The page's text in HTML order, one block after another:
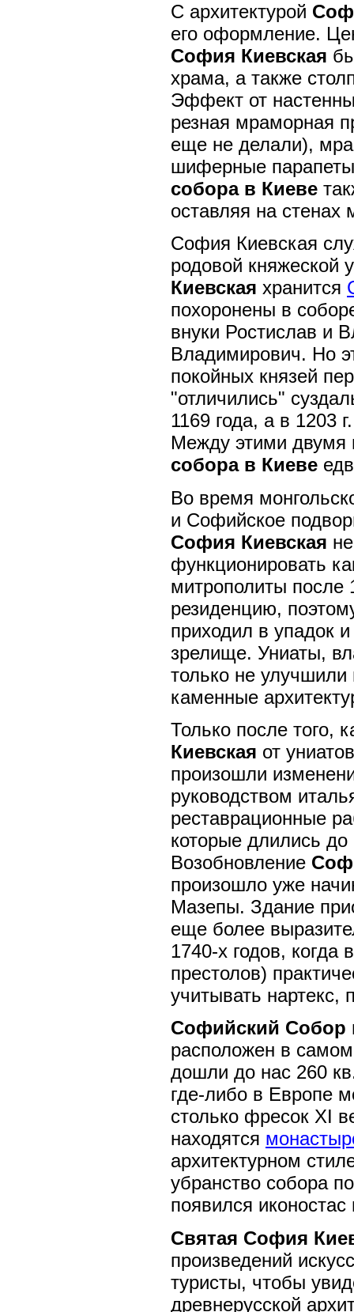
С архитектурой
его оформление.
София Киевская
храма, а также
Эффект от
резная мраморная
еще не делали),
шиферные парапеты
собора в Киеве
оставляя на
София Киевская
родовой княжеской
Киевская хранится
похоронены в
внуки Ростислав и
Владимирович. Но
покойных князей
"отличились"
1169 года, а в 1203
Между этими двумя
собора в Киеве
Во время
и Софийское
София Киевская
функционировать
митрополиты после
резиденцию,
приходил в упадок
зрелище. Униаты,
только не
каменные
Только после того,
Киевская от
произошли
руководством
реставрационные
которые длились
Возобновление
произошло уже
Мазепы. Здание
еще более
1740-х годов,
престолов)
учитывать нартекс,
Софийский Собор
расположен в
дошли до нас 260
где-либо в Европе
столько фресок XI
находятся
архитектурном
убранство собора
появился
Святая София
произведений
туристы, чтобы
древнерусской